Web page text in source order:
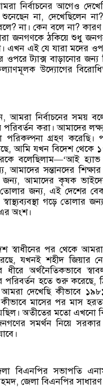
নির্বাচনের আগেও
শুনেছেন না, দেখেছিলেন
না। কেন বলে না?
জনগণকে ঠকিয়ে শুধু
এখন এই যে যারা মদের
ওপরে ট্যাক্স বাড়ানোর
উদ্যোগের
আমরা নির্বাচনের সময়
পরিবর্তন করা। আমাদের
পরিকল্পনা গ্রহণ করেছি।
আমি যখন বিদেশ
বলেছিলাম—‘আই হ্যাভ
আমাদের সন্তানদের
জন্য, আমাদের কৃষক
জন্য, এই দেশের
স্বাস্থ্যব্যবস্থা গড়ে
এর অংশ।
স্বাধীনের পর থেকে
যখনই শহীদ জিয়ার
ধীরে অর্থনৈতিকভাবে
পরিবর্তন হতে শুরু করেছে,
দেখেছি কীভাবে
মাসের পর মাস
অতীতের মতো এখনো কিছু
সমর্থন নিয়ে
বিএনপির সভাপতি
জেলা বিএনপির